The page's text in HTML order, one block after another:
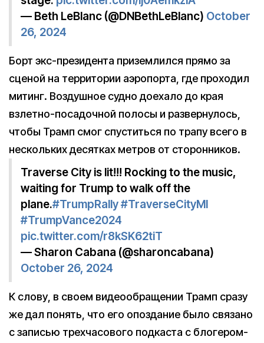
— Beth LeBlanc (@DNBethLeBlanc) October
26, 2024
Борт экс-президента приземлился прямо за
сценой на территории аэропорта, где проходил
митинг. Воздушное судно доехало до края
взлетно-посадочной полосы и развернулось,
чтобы Трамп смог спуститься по трапу всего в
нескольких десятках метров от сторонников.
Traverse City is lit!!! Rocking to the music,
waiting for Trump to walk off the
plane.#TrumpRally#TraverseCityMI
#TrumpVance2024
pic.twitter.com/r8kSK62tiT
— Sharon Cabana (@sharoncabana)
October 26, 2024
К слову, в своем видеообращении Трамп сразу
же дал понять, что его опоздание было связано
с записью трехчасового подкаста с блогером-